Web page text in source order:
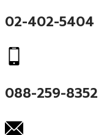
02-402-5404
088-259-8352